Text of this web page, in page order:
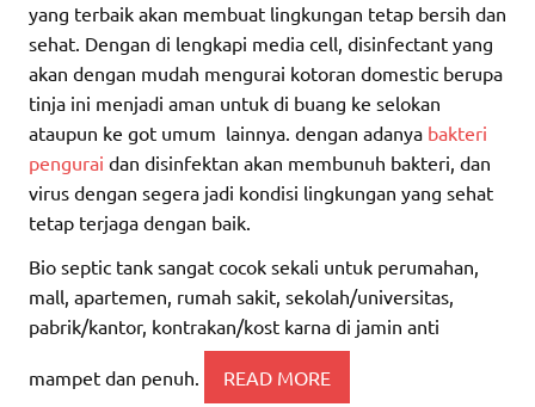
yang terbaik akan membuat lingkungan tetap bersih dan
sehat. Dengan di lengkapi media cell, disinfectant yang
akan dengan mudah mengurai kotoran domestic berupa
tinja ini menjadi aman untuk di buang ke selokan
ataupun ke got umum lainnya. dengan adanya bakteri
pengurai dan disinfektan akan membunuh bakteri, dan
virus dengan segera jadi kondisi lingkungan yang sehat
tetap terjaga dengan baik.
Bio septic tank sangat cocok sekali untuk perumahan,
mall, apartemen, rumah sakit, sekolah/universitas,
pabrik/kantor, kontrakan/kost karna di jamin anti
mampet dan penuh. READ MORE